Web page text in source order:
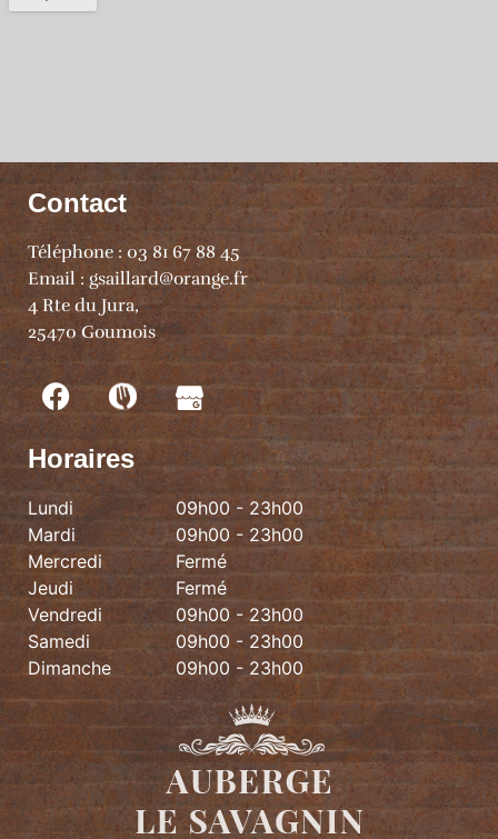
Contact
Téléphone : 03 81 67 88 45
Email : gsaillard@orange.fr
4 Rte du Jura,
25470 Goumois
Horaires
Lundi
09h00 - 23h00
Mardi
09h00 - 23h00
Mercredi
Fermé
Jeudi
Fermé
Vendredi
09h00 - 23h00
Samedi
09h00 - 23h00
Dimanche
09h00 - 23h00